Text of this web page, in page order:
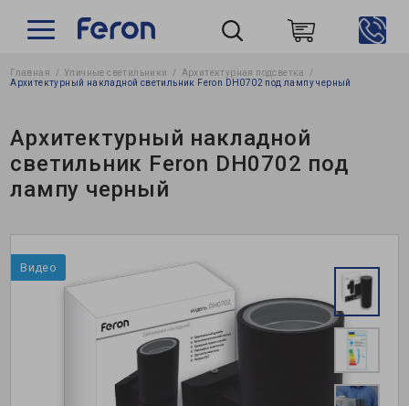
Пошук
Главная Уличные светильники
Архитектурная подсветка
Архитектурный накладной светильник Feron DH0702 под лампу черный
Архитектурный накладной
светильник Feron DH0702 под
лампу черный
Видео